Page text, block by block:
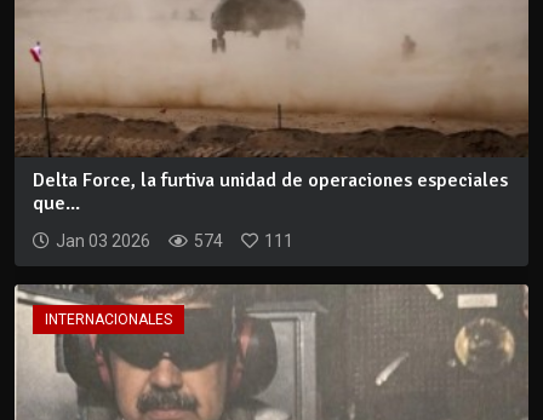
Delta Force, la furtiva unidad de operaciones especiales
que...
Jan 03 2026 574 111
INTERNACIONALES